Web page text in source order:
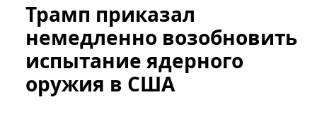
Трамп приказал
немедленно ​​​​​​​возобновить
испытание ядерного
оружия в США